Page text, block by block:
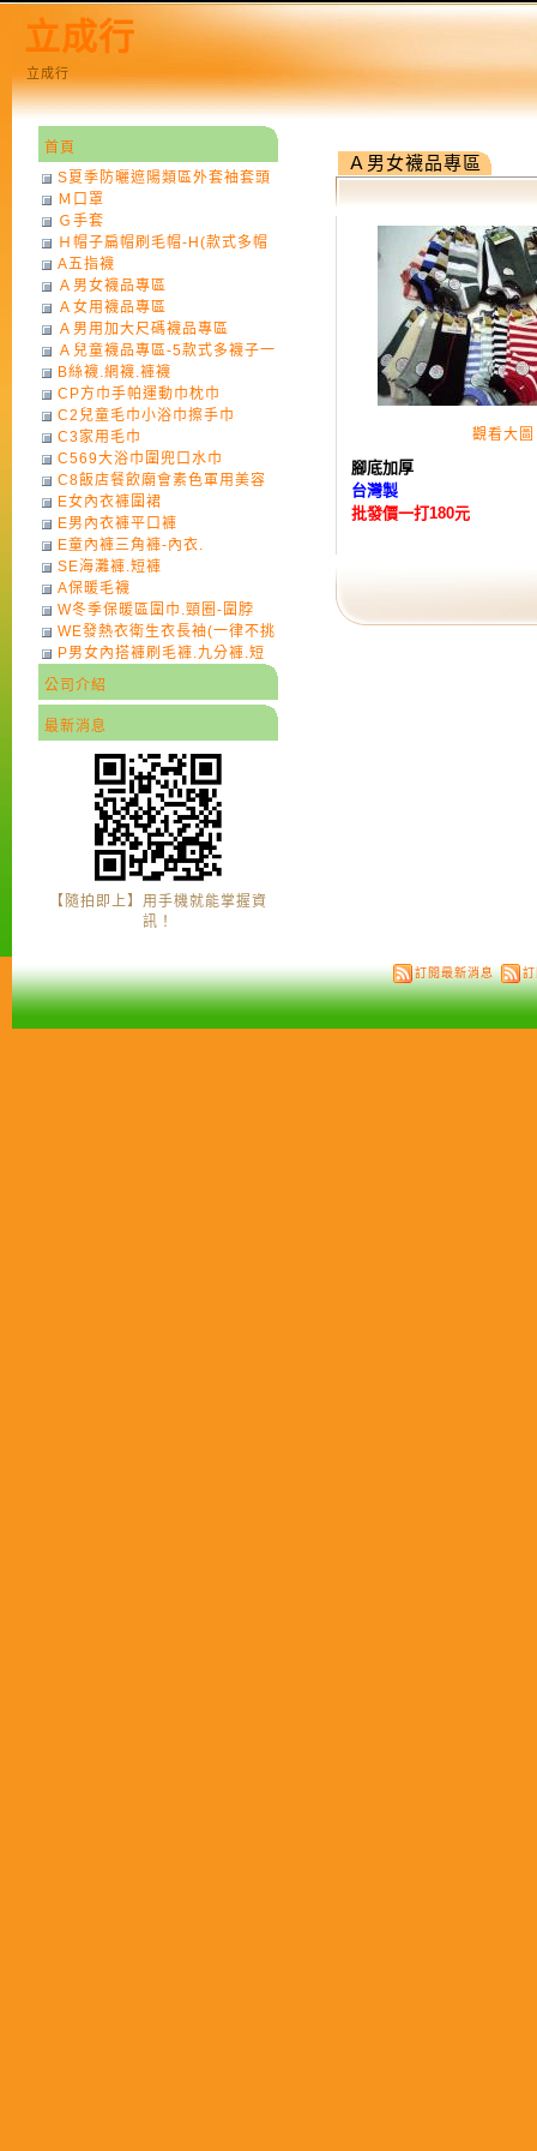
立成行
立成行
Ａ男女襪品專區
觀看大圖
腳底加厚
台灣製
批發價一打180元
首頁
S夏季防曬遮陽類區外套袖套頭
巾
Ｍ口罩
Ｇ手套
Ｈ帽子扁帽刷毛帽-H(款式多帽
子一律不挑色)
A五指襪
Ａ男女襪品專區
Ａ女用襪品專區
Ａ男用加大尺碼襪品專區
Ａ兒童襪品專區-5款式多襪子一
律不挑款式花色)
B絲襪.網襪.褲襪
CP方巾手帕運動巾枕巾
C2兒童毛巾小浴巾擦手巾
C3家用毛巾
C569大浴巾圍兜口水巾
C8飯店餐飲廟會素色軍用美容
巾
E女內衣褲圍裙
E男內衣褲平口褲
E童內褲三角褲-內衣.
SE海灘褲.短褲
A保暖毛襪
W冬季保暖區圍巾.頸圈-圍脖
WE發熱衣衛生衣長袖(一律不挑
色)-7
P男女內搭褲刷毛褲.九分褲.短
褲
公司介紹
最新消息
【隨拍即上】用手機就能掌握資
訊！
訂閱最新消息 訂